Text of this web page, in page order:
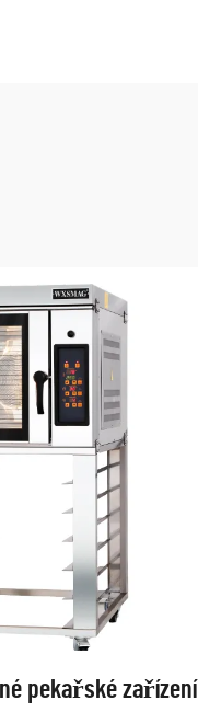
pekařské zařízení